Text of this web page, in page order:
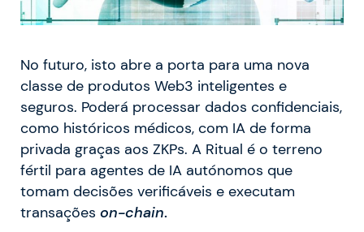
No futuro, isto abre a porta para uma nova
classe de produtos Web3 inteligentes e
seguros. Poderá processar dados confidenciais,
como históricos médicos, com IA de forma
privada graças aos ZKPs. A Ritual é o terreno
fértil para agentes de IA autónomos que
tomam decisões verificáveis e executam
transações on-chain.